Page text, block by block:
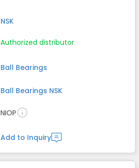
NSK
Authorized distributor
Ball Bearings
Ball Bearings NSK
NIOP
Add to Inquiry